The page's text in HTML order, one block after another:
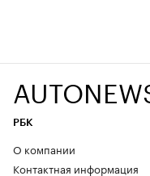
РБК
О компании
Контактная информация